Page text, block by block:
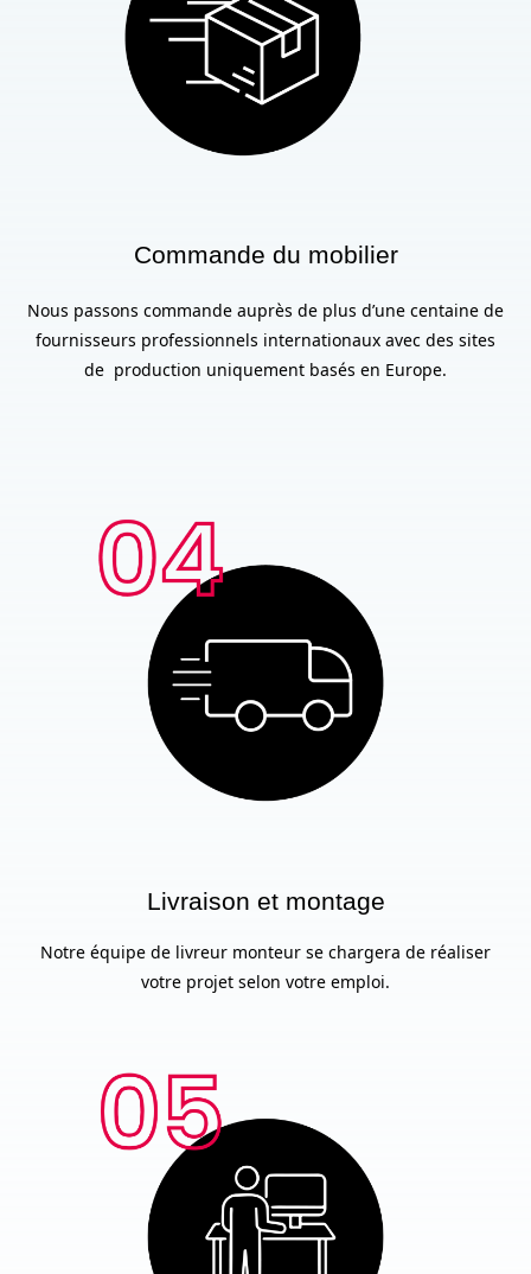
Commande du mobilier
Nous passons commande auprès de plus d’une centaine de
fournisseurs professionnels internationaux avec des sites
de production uniquement basés en Europe.
Livraison et montage
Notre équipe de livreur monteur se chargera de réaliser
votre projet selon votre emploi.